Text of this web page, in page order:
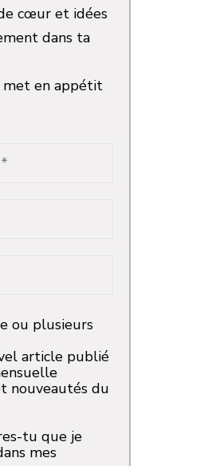
cœur et idées
dans ta
met en appétit
ou plusieurs
article publié
nouveautés du
tu que je
mes